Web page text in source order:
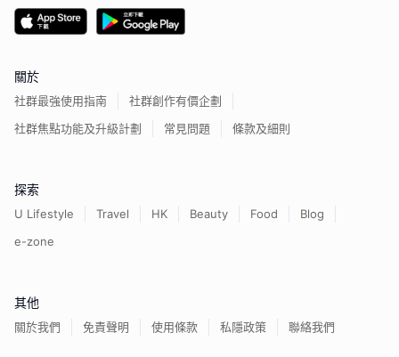
關於
社群最強使用指南
社群創作有價企劃
社群焦點功能及升級計劃
常見問題 條款及細則
探索
U Lifestyle Travel HK Beauty Food
Blog
e-zone
其他
關於我們 免責聲明 使用條款 私隱政策 聯絡我們